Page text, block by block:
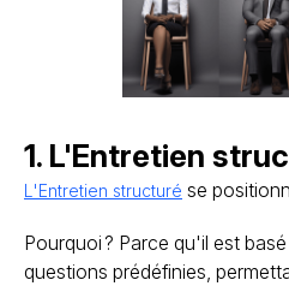
1. L'Entretien
L'Entretien structuré se
Pourquoi ? Parce qu'il est
questions prédéfinies,